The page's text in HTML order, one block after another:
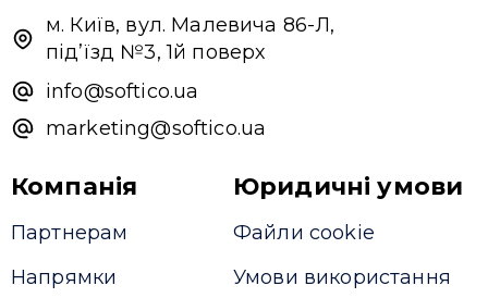
м. Київ, вул. Малевича 86-Л,
під’їзд №3, 1й поверх
info@softico.ua
marketing@softico.ua
Компанія
Партнерам
Напрямки
Юридичні умови
Файли cookie
Умови використання